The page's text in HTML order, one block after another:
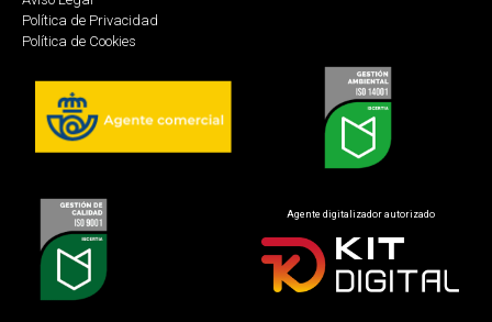
Política de Privacidad
Política de Cookies
Agente digitalizador autorizado